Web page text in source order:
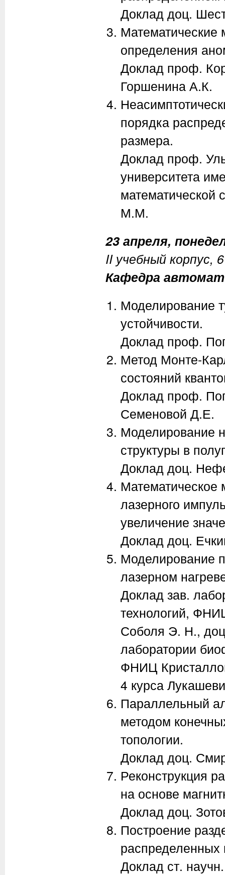
Доклад доц.
Математические
определения
Доклад проф.
Горшенина А.К.
порядка
размера.
Доклад проф.
университета
математической
М.М.
23 апреля,
II учебный корпус,
Кафедра
Моделирование
устойчивости.
Доклад проф.
Метод Монте-
состояний
Доклад проф.
Семеновой Д.Е.
Моделирование
структуры в
Доклад доц.
Математическое
лазерного
увеличение
Доклад доц.
Моделирование
лазерном
Доклад зав.
технологий,
Соболя Э. Н.,
лаборатории
ФНИЦ
4 курса
Параллельный
методом
топологии.
Доклад доц.
Реконструкция
на основе
Доклад доц.
Построение
распределенных
Доклад ст.